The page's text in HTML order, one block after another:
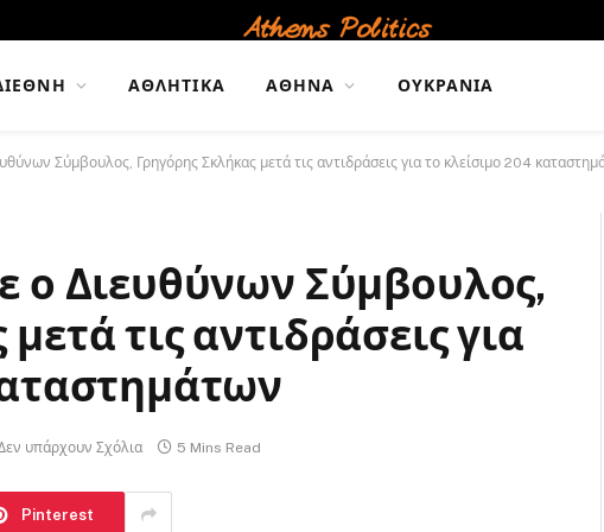
ΑΘΛΗΤΙΚΆ ΑΘΉΝΑ ΟΥΚΡΑΝΊΑ
Σύμβουλος, Γρηγόρης Σκλήκας μετά τις αντιδράσεις για το κλείσιμο 204
ο Διευθύνων Σύμβουλος,
τις αντιδράσεις για
υπάρχουν Σχόλια 5 Mins Read
Pinterest